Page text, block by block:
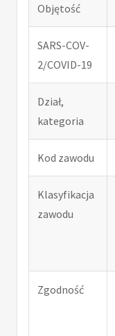
Objętość
SARS-COV-
2/COVID-19
Dział,
kategoria
Kod zawodu
Klasyfikacja
zawodu
Zgodność